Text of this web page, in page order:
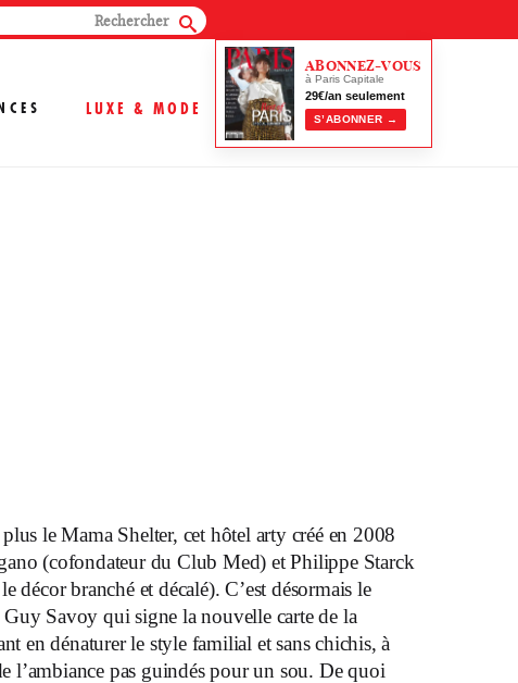
LUXE & MODE
ABONNEZ-VOUS
à Paris Capitale
29€/an seulement
S’ABONNER →
le Mama Shelter, cet hôtel arty créé en 2008
(cofondateur du Club Med) et Philippe Starck
décor branché et décalé). C’est désormais le
Savoy qui signe la nouvelle carte de la
en dénaturer le style familial et sans chichis, à
l’ambiance pas guindés pour un sou. De quoi